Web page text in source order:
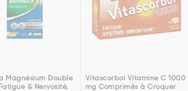
Magnésium Double
& Nervosité,
Vitascorbol Vitamine C 1000
mg Comprimés à Croquer